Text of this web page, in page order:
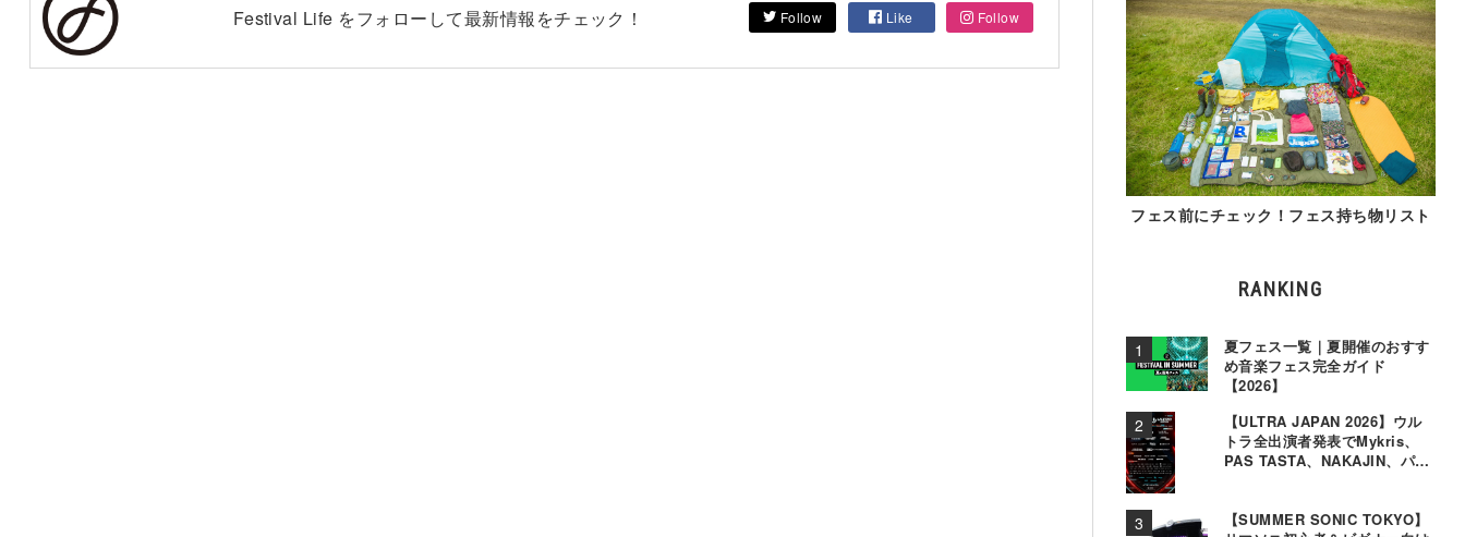
Festival Life をフォローして最新情報をチェック！ Follow Like Follow
フェス前にチェック！フェス持ち物リスト
RANKING
夏フェス一覧｜夏開催のおすす
め音楽フェス完全ガイド
【2026】
【ULTRA JAPAN 2026】ウル
トラ全出演者発表でMykris、
PAS TASTA、NAKAJIN、パソ
【SUMMER SONIC TOKYO】